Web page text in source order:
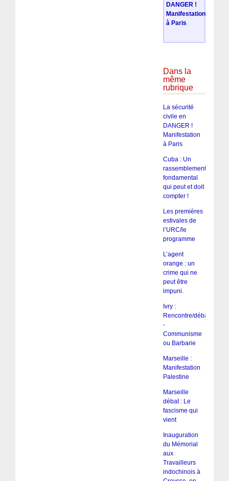
DANGER !
Manifestation
à Paris
Dans la
même
rubrique
La sécurité
civile en
DANGER !
Manifestation
à Paris
Cuba : Un
rassemblement
fondamental
qui peut et doit
compter !
Les premières
estivales de
l’URC/le
programme
L’agent
orange : un
crime qui ne
peut être
impuni.
Ivry :
Rencontre/débat
-
Communisme
ou Barbarie
Marseille :
Manifestation
Palestine
Marseille
débat : Le
fascisme qui
vient
Inauguration
du Mémorial
aux
Travailleurs
indochinois à